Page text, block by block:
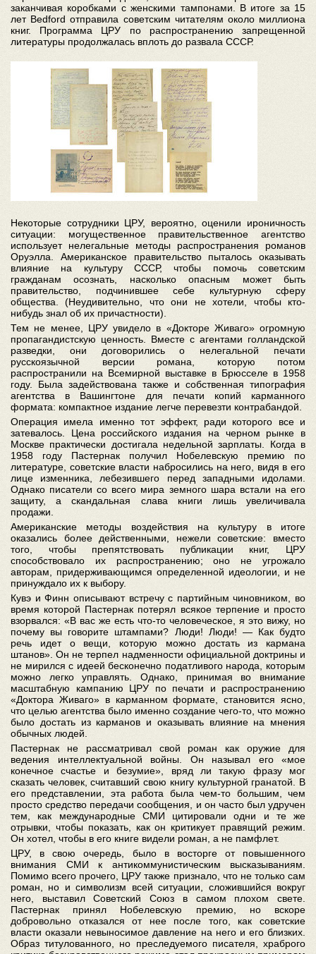
заканчивая коробками с женскими тампонами. В итоге за 15
лет Bedford отправила советским читателям около миллиона
книг. Программа ЦРУ по распространению запрещенной
литературы продолжалась вплоть до развала СССР.
Некоторые сотрудники ЦРУ, вероятно, оценили ироничность
ситуации: могущественное правительственное агентство
использует нелегальные методы распространения романов
Оруэлла. Американское правительство пыталось оказывать
влияние на культуру СССР, чтобы помочь советским
гражданам осознать, насколько опасным может быть
правительство, подчинившее себе культурную сферу
общества. (Неудивительно, что они не хотели, чтобы кто-
нибудь знал об их причастности).
Тем не менее, ЦРУ увидело в «Докторе Живаго» огромную
пропагандистскую ценность. Вместе с агентами голландской
разведки, они договорились о нелегальной печати
русскоязычной версии романа, которую потом
распространили на Всемирной выставке в Брюсселе в 1958
году. Была задействована также и собственная типография
агентства в Вашингтоне для печати копий карманного
формата: компактное издание легче перевезти контрабандой.
Операция имела именно тот эффект, ради которого все и
затевалось. Цена российского издания на черном рынке в
Москве практически достигала недельной зарплаты. Когда в
1958 году Пастернак получил Нобелевскую премию по
литературе, советские власти набросились на него, видя в его
лице изменника, лебезившего перед западными идолами.
Однако писатели со всего мира земного шара встали на его
защиту, а скандальная слава книги лишь увеличивала
продажи.
Американские методы воздействия на культуру в итоге
оказались более действенными, нежели советские: вместо
того, чтобы препятствовать публикации книг, ЦРУ
способствовало их распространению; оно не угрожало
авторам, придерживающимся определенной идеологии, и не
принуждало их к выбору.
Кувэ и Финн описывают встречу с партийным чиновником, во
время которой Пастернак потерял всякое терпение и просто
взорвался: «В вас же есть что-то человеческое, я это вижу, но
почему вы говорите штампами? Люди! Люди! — Как будто
речь идет о вещи, которую можно достать из кармана
штанов». Он не терпел надменности официальной доктрины и
не мирился с идеей бесконечно податливого народа, которым
можно легко управлять. Однако, принимая во внимание
масштабную кампанию ЦРУ по печати и распространению
«Доктора Живаго» в карманном формате, становится ясно,
что целью агентства было именно создание чего-то, что можно
было достать из карманов и оказывать влияние на мнения
обычных людей.
Пастернак не рассматривал свой роман как оружие для
ведения интеллектуальной войны. Он называл его «мое
конечное счастье и безумие», вряд ли такую фразу мог
сказать человек, считавший свою книгу культурной гранатой. В
его представлении, эта работа была чем-то большим, чем
просто средство передачи сообщения, и он часто был удручен
тем, как международные СМИ цитировали одни и те же
отрывки, чтобы показать, как он критикует правящий режим.
Он хотел, чтобы в его книге видели роман, а не памфлет.
ЦРУ, в свою очередь, было в восторге от повышенного
внимания СМИ к антикоммунистическим высказываниям.
Помимо всего прочего, ЦРУ также признало, что не только сам
роман, но и символизм всей ситуации, сложившийся вокруг
него, выставил Советский Союз в самом плохом свете.
Пастернак принял Нобелевскую премию, но вскоре
добровольно отказался от нее после того, как советские
власти оказали невыносимое давление на него и его близких.
Образ титулованного, но преследуемого писателя, храброго